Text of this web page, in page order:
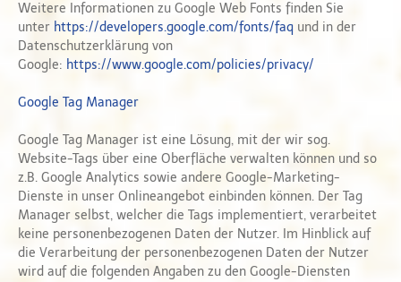
Weitere Informationen zu Google Web Fonts finden Sie
unter https://developers.google.com/fonts/faq und in der
Datenschutzerklärung von
Google: https://www.google.com/policies/privacy/
Google Tag Manager
Google Tag Manager ist eine Lösung, mit der wir sog.
Website-Tags über eine Oberfläche verwalten können und so
z.B. Google Analytics sowie andere Google-Marketing-
Dienste in unser Onlineangebot einbinden können. Der Tag
Manager selbst, welcher die Tags implementiert, verarbeitet
keine personenbezogenen Daten der Nutzer. Im Hinblick auf
die Verarbeitung der personenbezogenen Daten der Nutzer
wird auf die folgenden Angaben zu den Google-Diensten